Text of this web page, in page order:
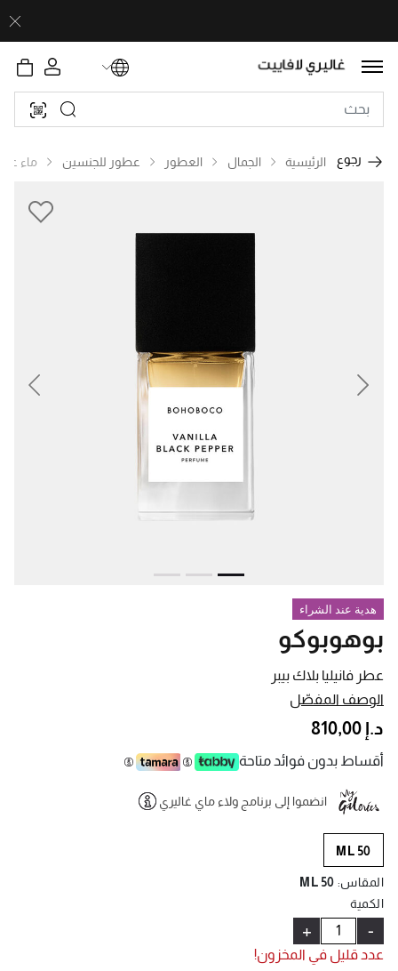
رجوع الرئيسية الجمال العطور عطور للجنسين ماء
Next
هدية عند الشراء
عطر فانيليا بلاك بيبر
بوهوبوكو
الوصف المفصّل
د.إ 810,00
أقساط بدون فوائد متاحة
انضموا إلى برنامج ولاء ماي غاليري
50 ML
المقاس:
50 ML
الكمية
-
+
عدد قليل في المخزون!